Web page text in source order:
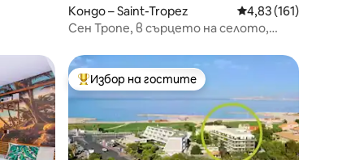
Кондо – Saint-Tropez Средна оценка: 4,83
4,83 (161)
Сен Тропе, в сърцето на селото,
Най-популярен избор на гостите
Избор на гостите